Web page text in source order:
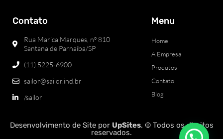
Contato
Rua Marica Marques, nº 810
Santana de Parnaiba/SP
(11) 5225-6900
sailor@sailor.ind.br
/sailor
Menu
Home
A Empresa
Produtos
Contato
Blog
Desenvolvimento de Sitepor UpSites. © Todos os direitos
reservados.